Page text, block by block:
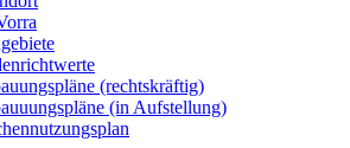
(rechtskräftig)
(in Aufstellung)